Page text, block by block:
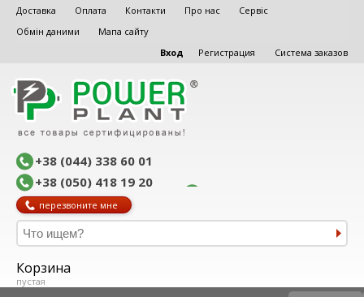
Доставка Оплата Контакти Про нас
Сервіс
Обмін даними
Мапа сайту
Вход
Регистрация Система заказов
+38 (044) 338 60 01
+38 (050) 418 19 20
перезвоните мне
Корзина
пустая